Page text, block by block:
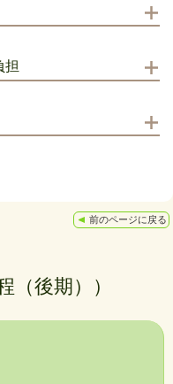
担
前のページに戻る
（後期））